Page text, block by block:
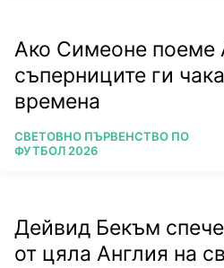
Ако Симеоне поеме
съперниците ги
времена
ПОВЕЧЕ ОТ
СВЕТОВНО ПЪРВЕНСТВО ПО
ФУТБОЛ 2026
Дейвид Бекъм
от цяла Англия на